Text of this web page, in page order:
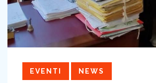
EVENTI NEWS